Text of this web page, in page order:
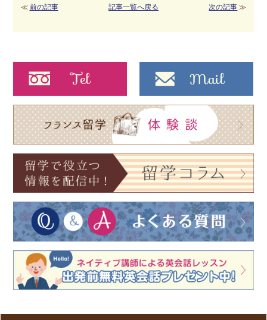
≪ 前の記事 記事一覧へ戻る 次の記事 ≫